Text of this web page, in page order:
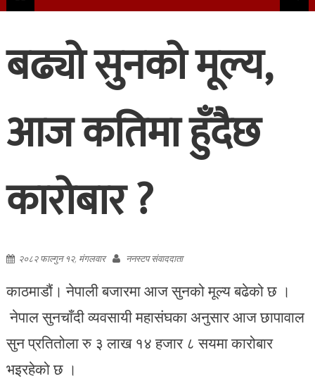
बढ्यो सुनको मूल्य,
आज कतिमा हुँदैछ
कारोबार ?
२०८२ फाल्गुन १२, मंगलवार ननस्टप संवाददाता
काठमाडौं। नेपाली बजारमा आज सुनको मूल्य बढेको छ ।
नेपाल सुनचाँदी व्यवसायी महासंघका अनुसार आज छापावाल
सुन प्रतितोला रु ३ लाख १४ हजार ८ सयमा कारोबार
भइरहेको छ ।